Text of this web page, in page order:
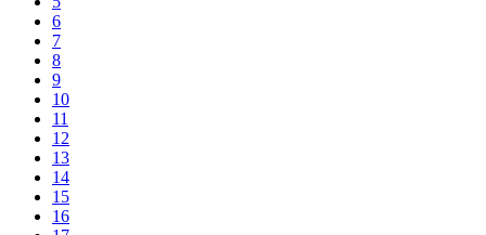
6
7
8
9
10
11
12
13
14
15
16